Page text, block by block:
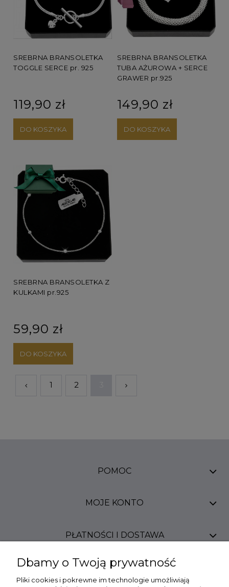
SREBRNA BRANSOLETKA
TOGGLE SERCE pr. 925
119,90 zł
DO KOSZYKA
SREBRNA BRANSOLETKA
TUBA AŻUROWA + SERCE
GRAWER pr.925
149,90 zł
DO KOSZYKA
SREBRNA BRANSOLETKA Z
KULKAMI pr.925
59,90 zł
DO KOSZYKA
1 2
POMOC
MOJE KONTO
PŁATNOŚCI I DOSTAWA
INFORMACJE
Dbamy o Twoją prywatność
Pliki cookies i pokrewne im technologie umożliwiają